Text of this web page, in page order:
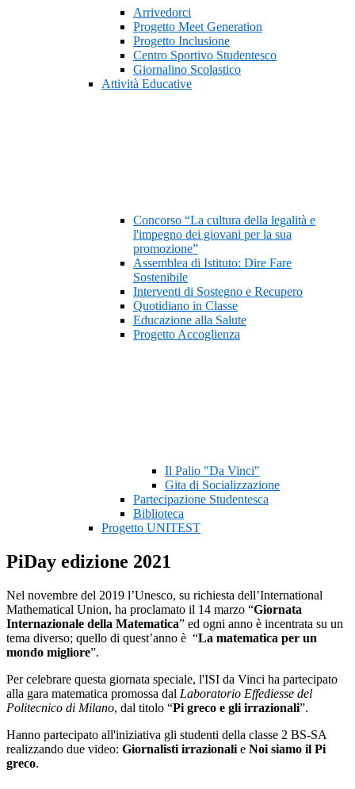
Arrivedorci
Progetto Meet Generation
Progetto Inclusione
Centro Sportivo Studentesco
Giornalino Scolastico
Attività Educative
Concorso “La cultura della legalità e
l'impegno dei giovani per la sua
promozione”
Assemblea di Istituto: Dire Fare
Sostenibile
Interventi di Sostegno e Recupero
Quotidiano in Classe
Educazione alla Salute
Progetto Accoglienza
Il Palio "Da Vinci"
Gita di Socializzazione
Partecipazione Studentesca
Biblioteca
Progetto UNITEST
PiDay edizione 2021
Nel novembre del 2019 l’Unesco, su richiesta dell’International
Mathematical Union, ha proclamato il 14 marzo “Giornata
Internazionale della Matematica” ed ogni anno è incentrata su un
tema diverso; quello di quest’anno è “La matematica per un
mondo migliore”.
Per celebrare questa giornata speciale, l'ISI da Vinci ha partecipato
alla gara matematica promossa dal Laboratorio Effediesse del
Politecnico di Milano, dal titolo “Pi greco e gli irrazionali”.
Hanno partecipato all'iniziativa gli studenti della classe 2 BS-SA
realizzando due video: Giornalisti irrazionali e Noi siamo il Pi
greco.